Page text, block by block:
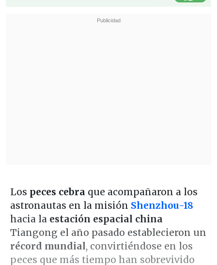
Los peces cebra que acompañaron a los
astronautas en la misión Shenzhou-18
hacia la estación espacial china
Tiangong el año pasado establecieron un
récord mundial, convirtiéndose en los
peces que más tiempo han sobrevivido